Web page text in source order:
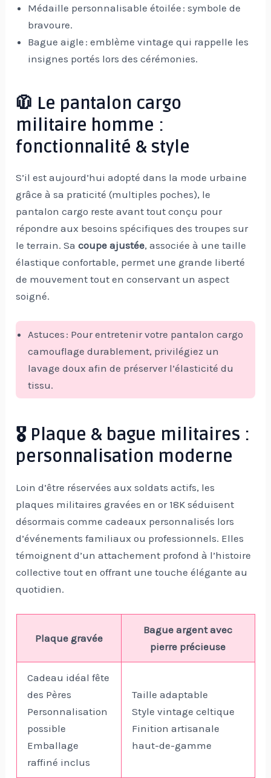
Médaille personnalisable étoilée : symbole de
bravoure.
Bague aigle : emblème vintage qui rappelle les
insignes portés lors des cérémonies.
🧥 Le pantalon cargo
militaire homme :
fonctionnalité & style
S’il est aujourd’hui adopté dans la mode urbaine
grâce à sa praticité (multiples poches), le
pantalon cargo reste avant tout conçu pour
répondre aux besoins spécifiques des troupes sur
le terrain. Sacoupe ajustée, associée à une taille
élastique confortable, permet une grande liberté
de mouvement tout en conservant un aspect
soigné.
Astuces : Pour entretenir votre pantalon cargo
camouflage durablement, privilégiez un
lavage doux afin de préserver l’élasticité du
tissu.
🎖️ Plaque & bague militaires :
personnalisation moderne
Loin d’être réservées aux soldats actifs, les
plaques militaires gravées en or 18K séduisent
désormais comme cadeaux personnalisés lors
d’événements familiaux ou professionnels. Elles
témoignent d’un attachement profond à l’histoire
collective tout en offrant une touche élégante au
quotidien.
Plaque gravée
Bague argent avec
pierre précieuse
Cadeau idéal fête
des Pères
Personnalisation
possible
Emballage
raffiné inclus
Taille adaptable
Style vintage celtique
Finition artisanale
haut-de-gamme